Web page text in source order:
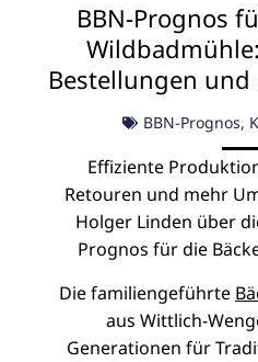
BBN-Prognos
Bestellungen und
BBN-Prognos,
Effiziente
Retouren und mehr
Holger Linden über
Prognos für die
Die familiengeführte
aus Wittlich-
Generationen für